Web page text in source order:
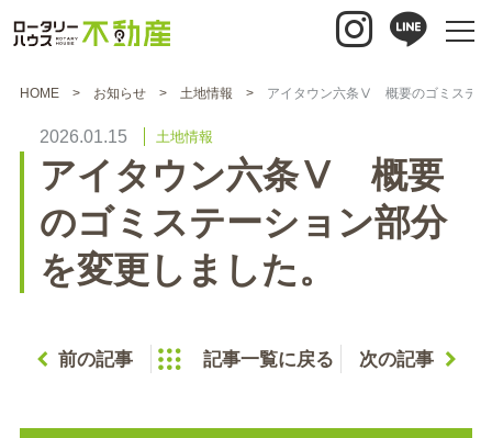
HOME お知らせ 土地情報 アイタウン六条Ⅴ 概要のゴミステー
2026.01.15 土地情報
アイタウン六条Ⅴ 概要
のゴミステーション部分
を変更しました。
前の記事 記事一覧に戻る 次の記事